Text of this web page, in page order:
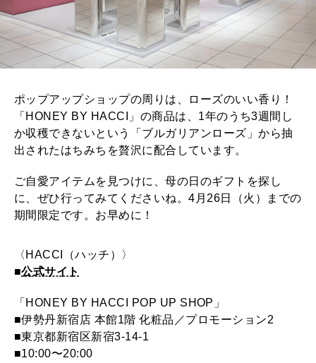
ポップアップショップの周りは、ローズのいい香り！
「HONEY BY HACCI」の商品は、1年のうち3週間し
か収穫できないという「ブルガリアンローズ」から抽
出されたはちみちを贅沢に配合しています。
ご自愛アイテムを見つけに、母の日のギフトを探し
に、ぜひ行ってみてくださいね。4月26日（火）までの
期間限定です。お早めに！
〈HACCI（ハッチ）〉
■公式サイト
「HONEY BY HACCI POP UP SHOP」
■伊勢丹新宿店 本館1階 化粧品／プロモーション2
■東京都新宿区新宿3-14-1
■10:00〜20:00